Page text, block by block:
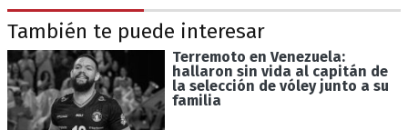
También te puede interesar
Terremoto en Venezuela:
hallaron sin vida al capitán de
la selección de vóley junto a su
familia